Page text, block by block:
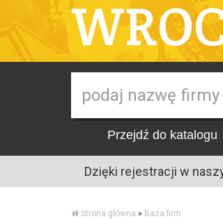
Przejdź do katalogu
Dzięki rejestracji w
Strona główna » Baza firm